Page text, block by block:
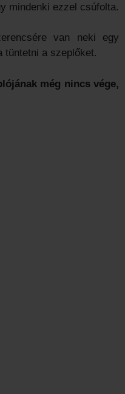
mindenki ezzel csúfolta.
van neki egy
tüntetni a szeplőket.
még nincs vége,